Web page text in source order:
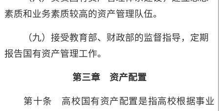
素质和业务素质较高的资产管理队伍。
（九）接受教育部、财政部的监督指导，定期
报告国有资产管理工作。
第三章 资产配置
第十条 高校国有资产配置是指高校根据事业